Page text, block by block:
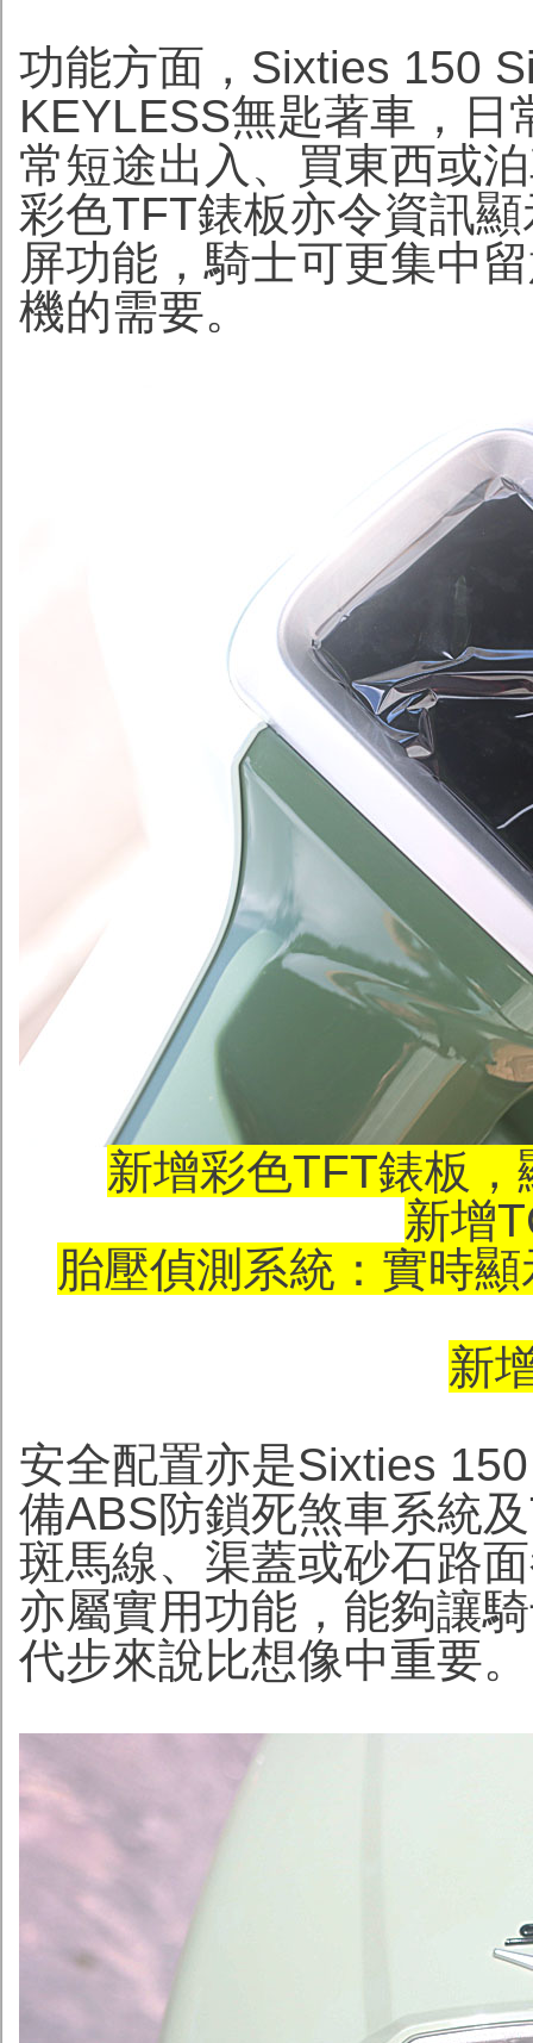
功能方面，Sixties 150
KEYLESS無匙著車，日
常短途出入、買東西或
彩色TFT錶板亦令資訊
屏功能，騎士可更集中
機的需要。
新增彩色TFT錶板
新增
胎壓偵測系統：實時
新
安全配置亦是Sixties
備ABS防鎖死煞車系統
斑馬線、渠蓋或砂石路
亦屬實用功能，能夠讓
代步來說比想像中重要。